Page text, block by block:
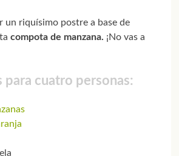
un riquísimo postre a base de
compota de manzana. ¡No vas a
para cuatro personas: